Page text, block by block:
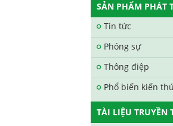
SẢN PHẨM PHÁT
Tin tức
Phóng sự
Thông điệp
Phổ biến kiến
TÀI LIỆU TRUYỀN